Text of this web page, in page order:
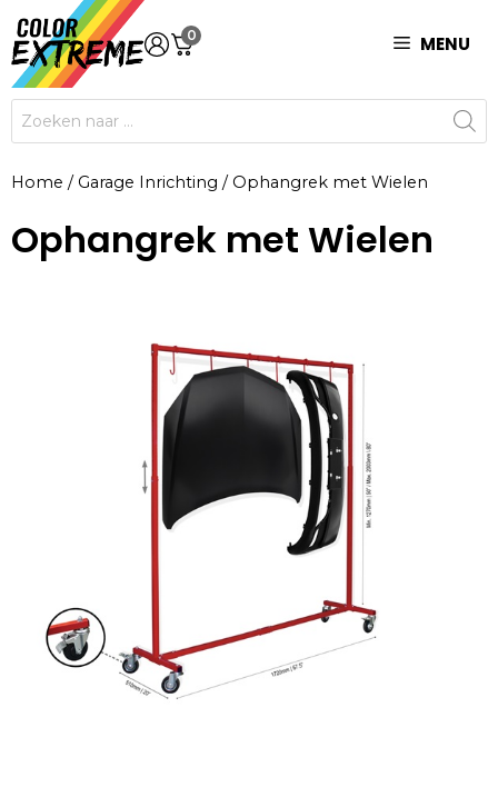
Ga
naar
de
inhoud
0 MENU
Producten
zoeken
Home / Garage Inrichting / Ophangrek met Wielen
Ophangrek met Wielen